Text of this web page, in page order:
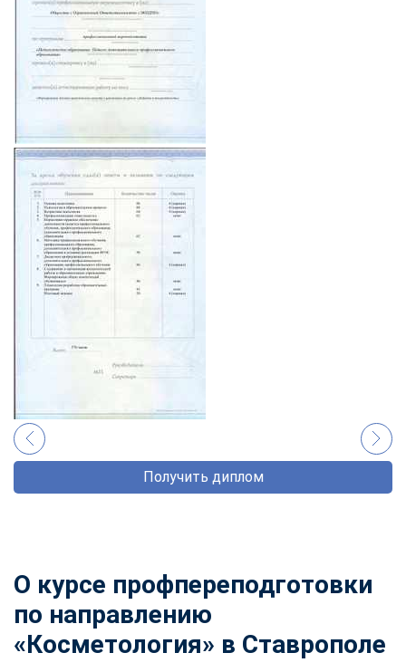
Получить диплом
О курсе профпереподготовки
по направлению
«Косметология» в Ставрополе